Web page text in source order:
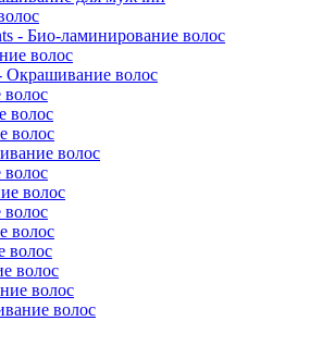
- Био-ламинирование волос
волос
Окрашивание волос
волос
волос
волос
волос
волос
волос
волос
волос
волос